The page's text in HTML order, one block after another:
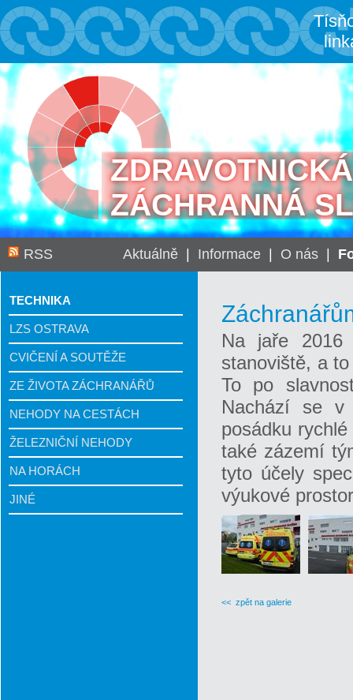
ZDRAVOTNICKÁ
ZÁCHRANNÁ
RSS Aktuálně| Informace| O nás|
TECHNIKA
LZS OSTRAVA
CVIČENÍ A SOUTĚŽE
ZE ŽIVOTA ZÁCHRANÁŘŮ
NEHODY NA CESTÁCH
ŽELEZNIČNÍ NEHODY
NA HORÁCH
JINÉ
Na jaře 2016
stanoviště, a
To po
Nachází se v
posádku
také zázemí
tyto účely
výukové
<< zpět na galerie